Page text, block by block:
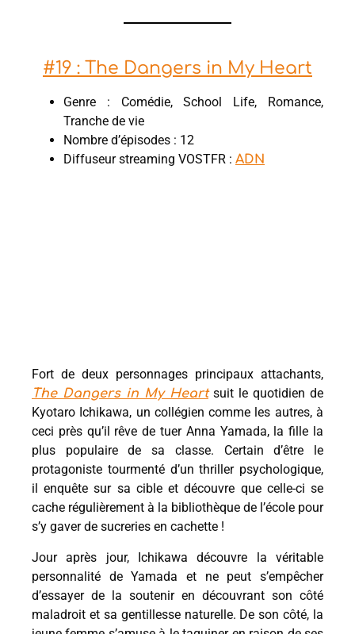
#19 : The Dangers in My Heart
Genre : Comédie, School Life, Romance,
Tranche de vie
Nombre d’épisodes : 12
Diffuseur streaming VOSTFR : ADN
Fort de deux personnages principaux attachants,
The Dangers in My Heartsuit le quotidien de
Kyotaro Ichikawa, un collégien comme les autres, à
ceci près qu’il rêve de tuer Anna Yamada, la fille la
plus populaire de sa classe. Certain d’être le
protagoniste tourmenté d’un thriller psychologique,
il enquête sur sa cible et découvre que celle-ci se
cache régulièrement à la bibliothèque de l’école pour
s’y gaver de sucreries en cachette !
Jour après jour, Ichikawa découvre la véritable
personnalité de Yamada et ne peut s’empêcher
d’essayer de la soutenir en découvrant son côté
maladroit et sa gentillesse naturelle. De son côté, la